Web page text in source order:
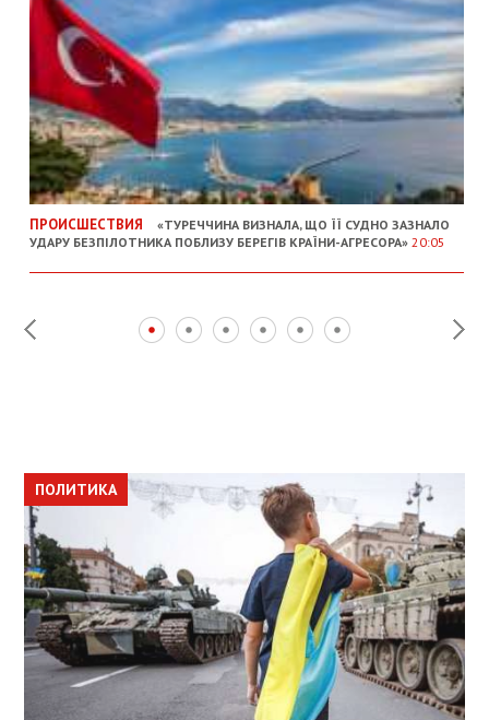
ПРОИСШЕСТВИЯ
«ТУРЕЧЧИНА ВИЗНАЛА, ЩО ЇЇ СУДНО ЗАЗНАЛО
УДАРУ БЕЗПІЛОТНИКА ПОБЛИЗУ БЕРЕГІВ КРАЇНИ-АГРЕСОРА»20:05
ПОЛИТИКА
ПОЛИТИКА
ОБЩЕСТВО
ПОЛИТИКА
ЭКОНОМИКА